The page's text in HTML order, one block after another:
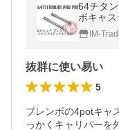
64チタ
ボキャステ
用 焼き
IM-
抜群に使い易い
5
ブレンボの4potキャ
っかくキャリパーを